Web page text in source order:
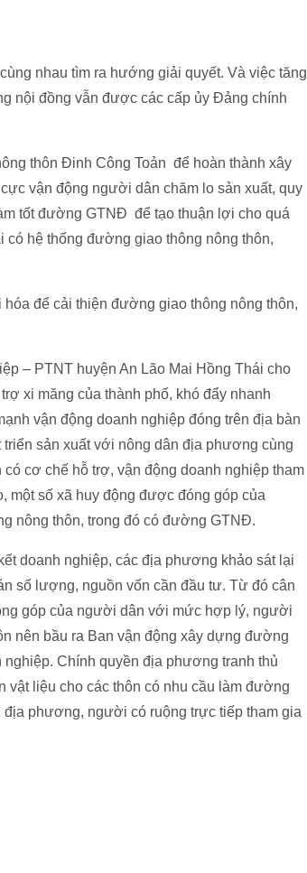
nhau tìm ra hướng giải quyết. Và việc tăng
nội đồng vẫn được các cấp ủy Đảng chính
thôn Đinh Công Toản để hoàn thành xây
vận động người dân chăm lo sản xuất, quy
tốt đường GTNĐ để tạo thuận lợi cho quá
hệ thống đường giao thông nông thôn,
để cải thiện đường giao thông nông thôn,
– PTNT huyện An Lão Mai Hồng Thái cho
xi măng của thành phố, khó đẩy nhanh
vận động doanh nghiệp đóng trên địa bàn
sản xuất với nông dân địa phương cùng
cơ chế hỗ trợ, vận động doanh nghiệp tham
một số xã huy động được đóng góp của
nông thôn, trong đó có đường GTNĐ.
doanh nghiệp, các địa phương khảo sát lại
số lượng, nguồn vốn cần đầu tư. Từ đó cân
góp của người dân với mức hợp lý, người
nên bầu ra Ban vận động xây dựng đường
Chính quyền địa phương tranh thủ
vật liệu cho các thôn có nhu cầu làm đường
phương, người có ruộng trực tiếp tham gia